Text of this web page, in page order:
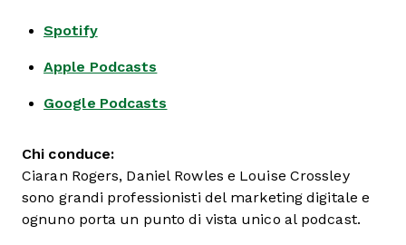
Spotify
Apple Podcasts
Google Podcasts
Chi conduce:
Ciaran Rogers, Daniel Rowles e Louise Crossley
sono grandi professionisti del marketing digitale e
ognuno porta un punto di vista unico al podcast.